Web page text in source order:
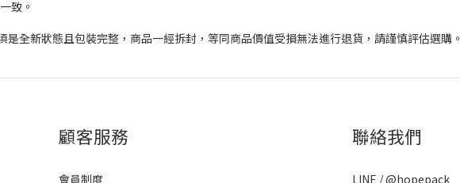
致。
全新狀態且包裝完整，商品一經拆封，等同商品價值受損無法進行退貨，請謹慎評估選購。
顧客服務
會員制度
聯絡我們
LINE / @hopepack